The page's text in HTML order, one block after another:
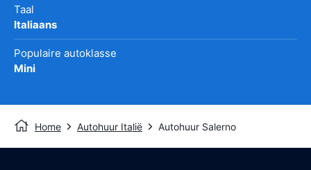
Taal
Italiaans
Populaire autoklasse
Mini
Home Autohuur Italië Autohuur Salerno